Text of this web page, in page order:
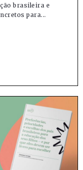
brasileira e
para...